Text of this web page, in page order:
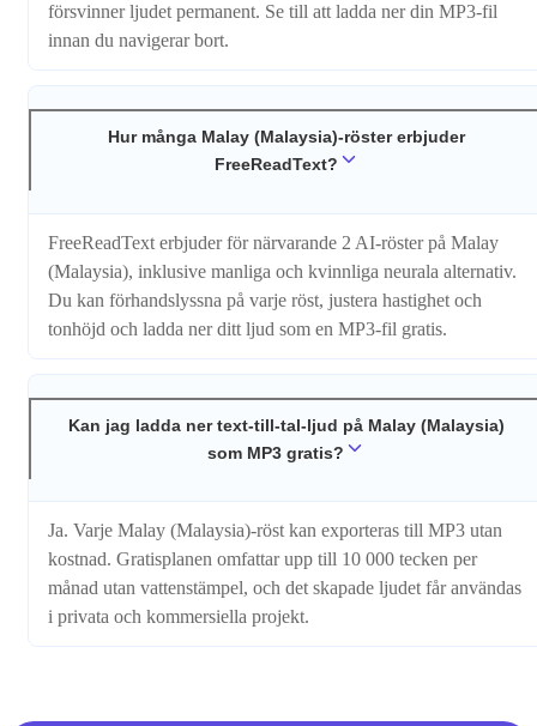
försvinner ljudet permanent. Se till att ladda ner din MP3-fil
innan du navigerar bort.
Hur många Malay (Malaysia)-röster erbjuder
FreeReadText?
FreeReadText erbjuder för närvarande 2 AI-röster på Malay
(Malaysia), inklusive manliga och kvinnliga neurala alternativ.
Du kan förhandslyssna på varje röst, justera hastighet och
tonhöjd och ladda ner ditt ljud som en MP3-fil gratis.
Kan jag ladda ner text-till-tal-ljud på Malay (Malaysia)
som MP3 gratis?
Ja. Varje Malay (Malaysia)-röst kan exporteras till MP3 utan
kostnad. Gratisplanen omfattar upp till 10 000 tecken per
månad utan vattenstämpel, och det skapade ljudet får användas
i privata och kommersiella projekt.